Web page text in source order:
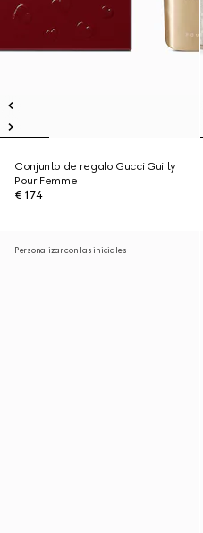
Conjunto de regalo Gucci Guilty
Pour Femme
€ 174
Personalizar con las iniciales